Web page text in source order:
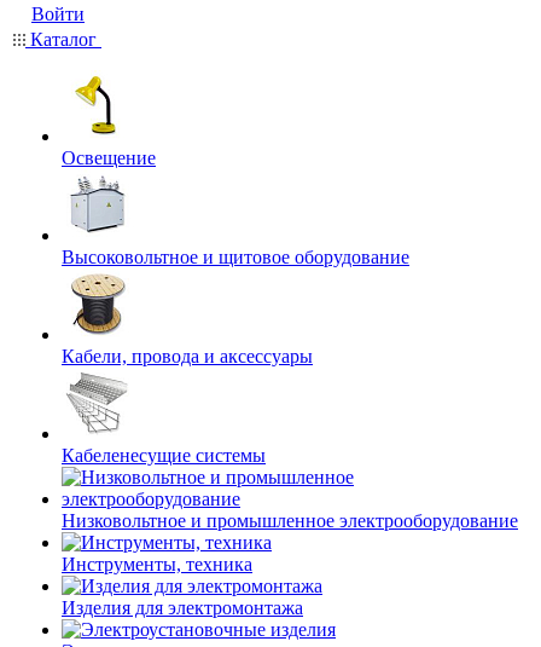
Войти
Каталог
Освещение
Высоковольтное и щитовое оборудование
Кабели, провода и аксессуары
Кабеленесущие системы
Низковольтное и промышленное электрооборудование
Инструменты, техника
Изделия для электромонтажа